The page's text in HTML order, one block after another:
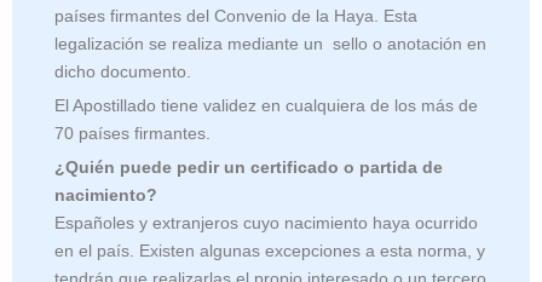
países firmantes del Convenio de la Haya. Esta
legalización se realiza mediante un sello o anotación en
dicho documento.
El Apostillado tiene validez en cualquiera de los más de
70 países firmantes.
¿Quién puede pedir un certificado o partida de
nacimiento?
Españoles y extranjeros cuyo nacimiento haya ocurrido
en el país. Existen algunas excepciones a esta norma, y